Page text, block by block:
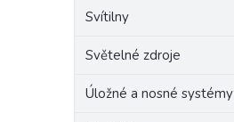
Svítilny
Světelné zdroje
Úložné a nosné systémy